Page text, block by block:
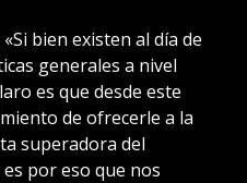
bien existen al día de
generales a nivel
es que desde este
de ofrecerle a la
superadora del
por eso que nos